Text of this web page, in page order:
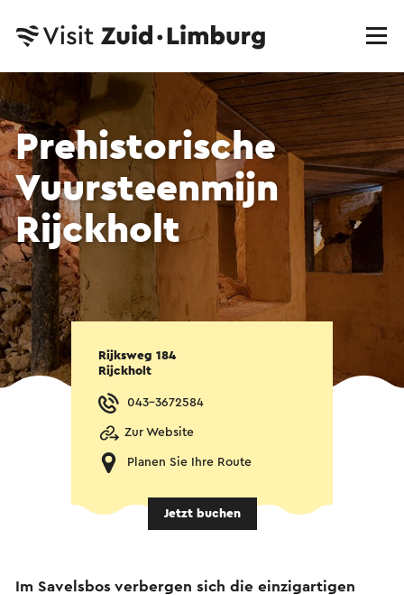
Prehistorische
Vuursteenmijn
Rijckholt
Rijksweg 184
Rijckholt
043-3672584
Zur Website
Planen Sie Ihre Route
Jetzt buchen
Im Savelsbos verbergen sich die einzigartigen